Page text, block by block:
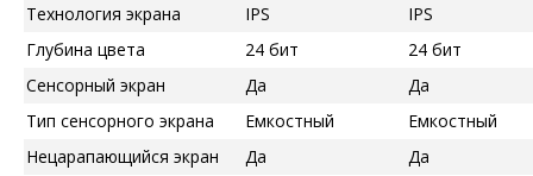
Технология экрана
IPS
IPS
Глубина цвета
24 бит
24 бит
Сенсорный экран
Да
Да
Тип сенсорного экрана
Емкостный
Емкостный
Нецарапающийся экран
Да
Да